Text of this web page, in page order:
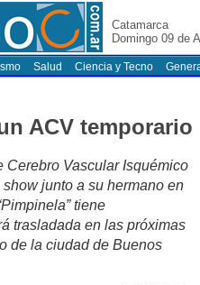
Catamarca
Domingo 09 de
Salud Ciencia y Tecno
ACV temporario
Cerebro Vascular Isquémico
junto a su hermano en
tiene
trasladada en las próximas
de la ciudad de Buenos